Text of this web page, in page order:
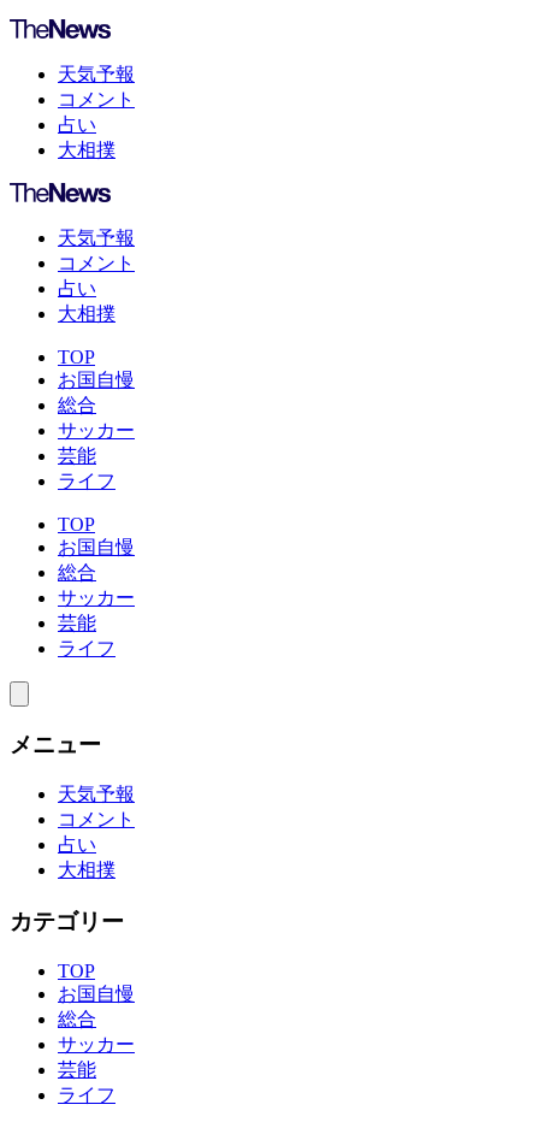
天気予報
コメント
占い
大相撲
天気予報
コメント
占い
大相撲
TOP
お国自慢
総合
サッカー
芸能
ライフ
TOP
お国自慢
総合
サッカー
芸能
ライフ
メニュー
天気予報
コメント
占い
大相撲
カテゴリー
TOP
お国自慢
総合
サッカー
芸能
ライフ